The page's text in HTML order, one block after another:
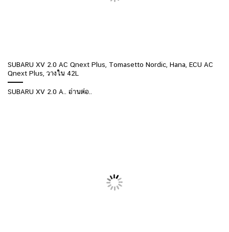
SUBARU XV 2.0 AC Qnext Plus, Tomasetto Nordic, Hana, ECU AC
Qnext Plus, วางใน 42L
SUBARU XV 2.0 A.. อ่านต่อ..